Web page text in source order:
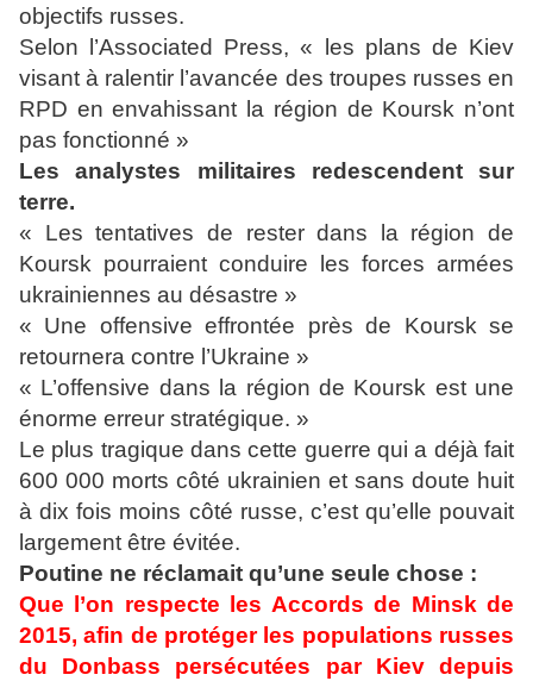
objectifs russes.
Selon l’Associated Press, « les plans de Kiev
visant à ralentir l’avancée des troupes russes en
RPD en envahissant la région de Koursk n’ont
pas fonctionné »
Les analystes militaires redescendent sur
terre.
« Les tentatives de rester dans la région de
Koursk pourraient conduire les forces armées
ukrainiennes au désastre »
« Une offensive effrontée près de Koursk se
retournera contre l’Ukraine »
« L’offensive dans la région de Koursk est une
énorme erreur stratégique. »
Le plus tragique dans cette guerre qui a déjà fait
600 000 morts côté ukrainien et sans doute huit
à dix fois moins côté russe, c’est qu’elle pouvait
largement être évitée.
Poutine ne réclamait qu’une seule chose :
Que l’on respecte les Accords de Minsk de
2015, afin de protéger les populations russes
du Donbass persécutées par Kiev depuis